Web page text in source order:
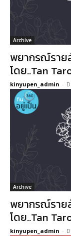
Archive
พยากรณ์ราย
โดย..Tan
kinyupen_admin -
Archive
พยากรณ์ราย
โดย..Tan
kinyupen_admin -